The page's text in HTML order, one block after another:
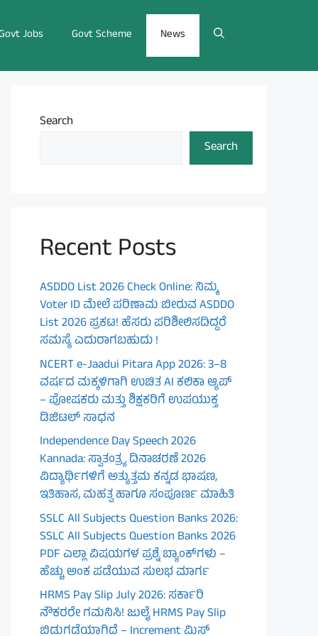
Jobs Govt Scheme News
Search
Search
Recent Posts
ASDDO List 2026 Check Online: ನಿಮ್ಮ
Voter ID ಮೇಲೆ ಪರಿಣಾಮ ಬೀರುವ ASDDO
List 2026 ಪ್ರಕಟ! ಹೆಸರು ಪರಿಶೀಲಿಸದಿದ್ದರೆ
ಸಮಸ್ಯೆ ಎದುರಾಗಬಹುದು !
NCERT e-Jaadui Pitara App 2026: 3–8
ವರ್ಷದ ಮಕ್ಕಳಿಗಾಗಿ ಉಚಿತ AI ಕಲಿಕಾ ಆ್ಯಪ್
– ಪೋಷಕರು ಮತ್ತು ಶಿಕ್ಷಕರಿಗೆ ಉಪಯುಕ್ತ
ಡಿಜಿಟಲ್ ಸಾಧನ
Independence Day Speech 2026
Kannada: ಸ್ವಾತಂತ್ರ್ಯ ದಿನಾಚರಣೆ 2026
ವಿದ್ಯಾರ್ಥಿಗಳಿಗೆ ಅತ್ಯುತ್ತಮ ಕನ್ನಡ ಭಾಷಣ,
ಇತಿಹಾಸ, ಮಹತ್ವ ಹಾಗೂ ಸಂಪೂರ್ಣ ಮಾಹಿತಿ
SSLC All Subjects Question Banks 2026:
SSLC All Subjects Question Banks 2026
PDF ಎಲ್ಲಾ ವಿಷಯಗಳ ಪ್ರಶ್ನೆ ಬ್ಯಾಂಕ್‌ಗಳು –
ಹೆಚ್ಚು ಅಂಕ ಪಡೆಯುವ ಸುಲಭ ಮಾರ್ಗ
HRMS Pay Slip July 2026: ಸರ್ಕಾರಿ
ನೌಕರರೇ ಗಮನಿಸಿ! ಜುಲೈ HRMS Pay Slip
ಬಿಡುಗಡೆಯಾಗಿದೆ – Increment ಮಿಸ್